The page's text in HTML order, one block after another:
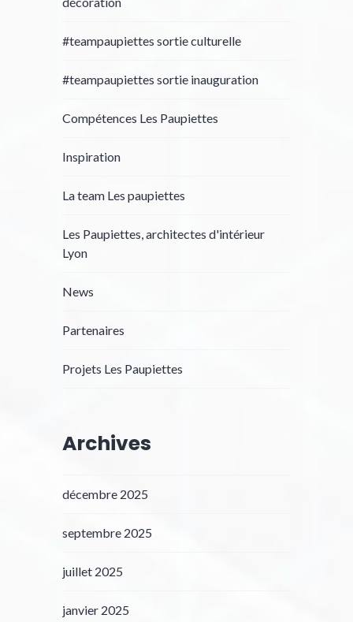
#teampaupiettes sortie culturelle
#teampaupiettes sortie inauguration
Compétences Les Paupiettes
Inspiration
La team Les paupiettes
Les Paupiettes, architectes d'intérieur
Lyon
News
Partenaires
Projets Les Paupiettes
Archives
décembre 2025
septembre 2025
juillet 2025
janvier 2025